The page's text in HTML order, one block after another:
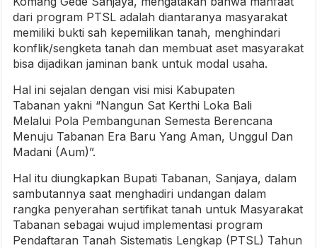
dari program PTSL adalah diantaranya masyarakat
memiliki bukti sah kepemilikan tanah, menghindari
konflik/sengketa tanah dan membuat aset masyarakat
bisa dijadikan jaminan bank untuk modal usaha.
Hal ini sejalan dengan visi misi Kabupaten
Tabanan yakni “Nangun Sat Kerthi Loka Bali
Melalui Pola Pembangunan Semesta Berencana
Menuju Tabanan Era Baru Yang Aman, Unggul Dan
Madani (Aum)”.
Hal itu diungkapkan Bupati Tabanan, Sanjaya, dalam
sambutannya saat menghadiri undangan dalam
rangka penyerahan sertifikat tanah untuk Masyarakat
Tabanan sebagai wujud implementasi program
Pendaftaran Tanah Sistematis Lengkap (PTSL) Tahun